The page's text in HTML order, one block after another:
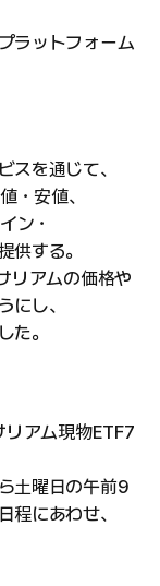
ラットフォーム
スを通じて、
・安値、
ン・
供する。
リアムの価格や
にし、
た。
アム現物ETF7
土曜日の午前9
程にあわせ、